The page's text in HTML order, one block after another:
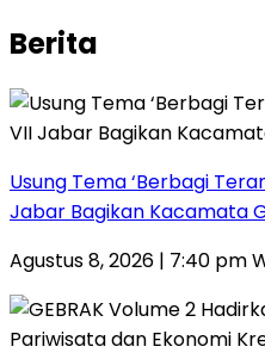
Berita
‎Usung Tema ‘Berbagi
Jabar Bagikan Kacamata
Agustus 8, 2026 | 7:40 pm